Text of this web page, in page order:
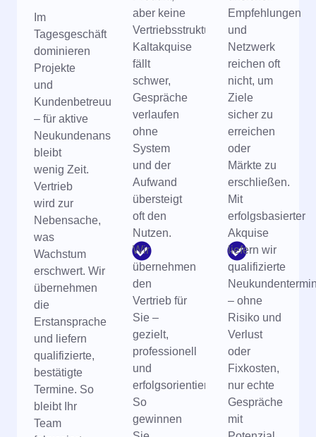
Im
Tagesgeschäft
dominieren
Projekte
und
Kundenbetreuung
– für aktive
Neukundenansprache
bleibt
wenig Zeit.
Vertrieb
wird zur
Nebensache,
was
Wachstum
erschwert. Wir
übernehmen
die
Erstansprache
und liefern
qualifizierte,
bestätigte
Termine. So
bleibt Ihr
Team
aber keine
Vertriebsstruktur.
Kaltakquise
fällt
schwer,
Gespräche
verlaufen
ohne
System
und der
Aufwand
übersteigt
oft den
Nutzen.
Wir
übernehmen
den
Vertrieb für
Sie –
gezielt,
professionell
und
erfolgsorientiert.
So
gewinnen
Empfehlungen
und
Netzwerk
reichen oft
nicht, um
Ziele
sicher zu
erreichen
oder
Märkte zu
erschließen.
Mit
erfolgsbasierter
Akquise
liefern wir
qualifizierte
– ohne
Risiko und
Verlust
oder
Fixkosten,
nur echte
Gespräche
mit